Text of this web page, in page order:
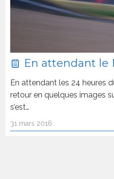
En attendant le
En attendant les 24 heures
retour en quelques images
s’est…
31 mars 2016